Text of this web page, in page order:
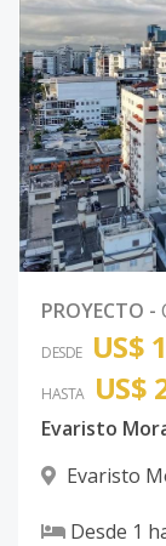
PROYECTO -
DESDE US$
HASTA US$
Evaristo
Desde 1